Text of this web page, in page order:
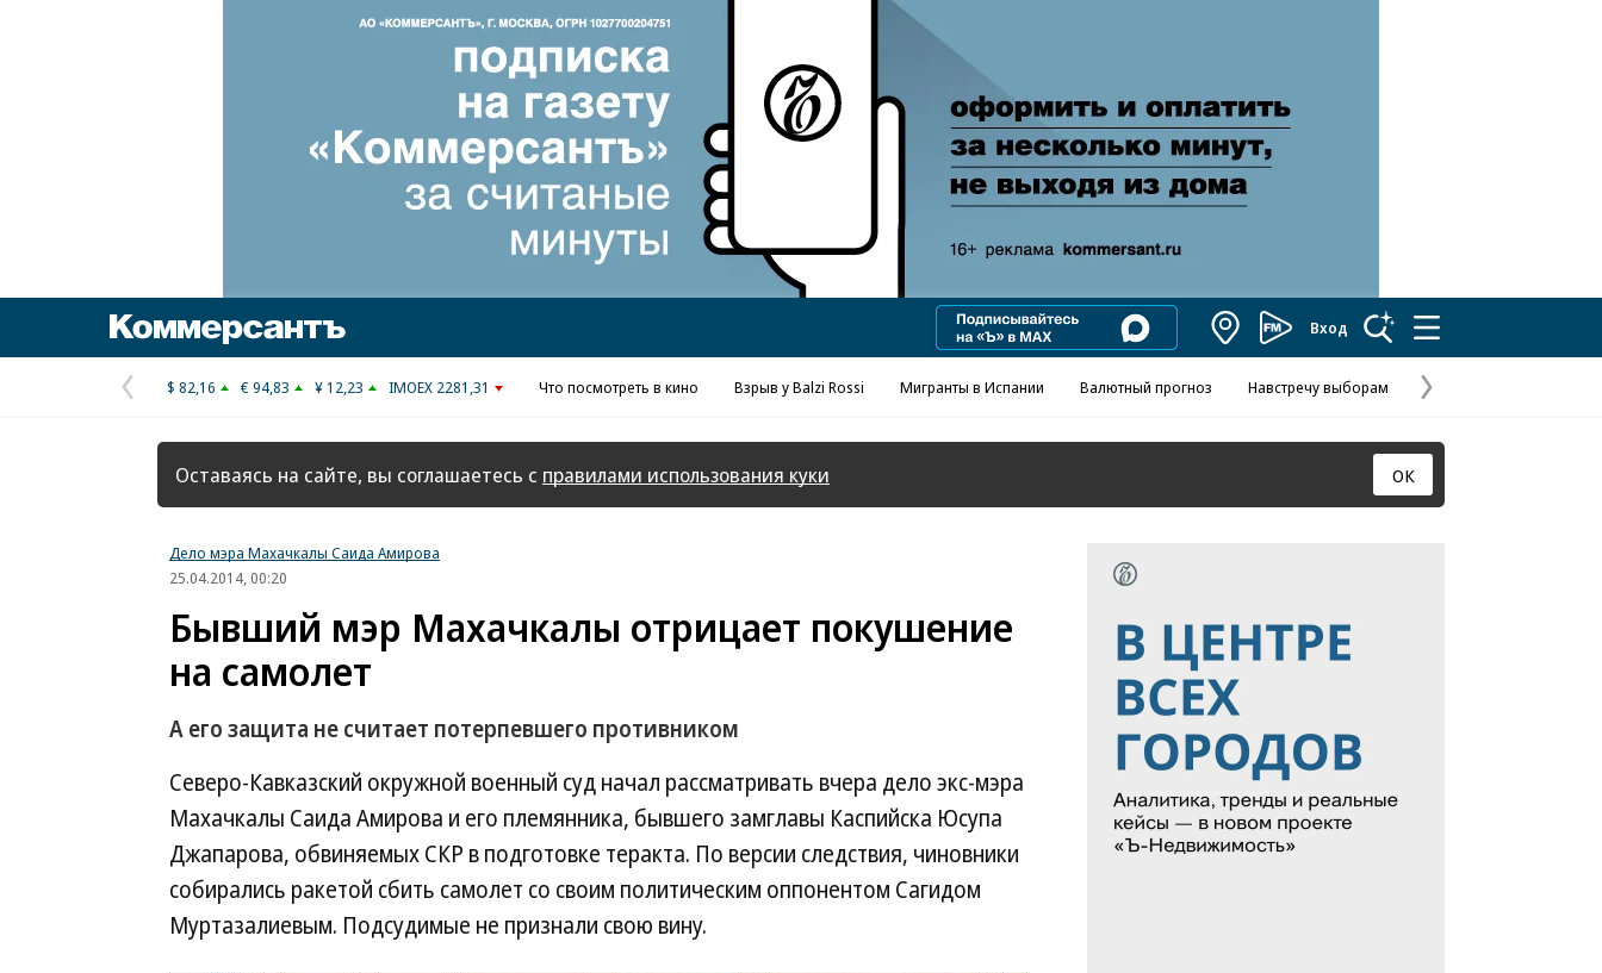
Реклама в «Ъ» www.kommersant.ru/ad
КоммерсантъВход
Предыдущая
страница
$ 82,16 € 94,83 ¥ 12,23 IMOEX 2281,31 Что посмотреть в кино Взрыв у Balzi Rossi Мигранты в Испании Валютный прогноз Навстречу выборам
Следующая
страница
Оставаясь на сайте, вы соглашаетесь с правилами использования куки ОК
Дело мэра Махачкалы Саида Амирова
25.04.2014, 00:20
Бывший мэр Махачкалы отрицает покушение
на самолет
А его защита не считает потерпевшего противником
Северо-Кавказский окружной военный суд начал рассматривать вчера дело экс-мэра
Махачкалы Саида Амирова и его племянника, бывшего замглавы Каспийска Юсупа
Джапарова, обвиняемых СКР в подготовке теракта. По версии следствия, чиновники
собирались ракетой сбить самолет со своим политическим оппонентом Сагидом
Муртазалиевым. Подсудимые не признали свою вину.